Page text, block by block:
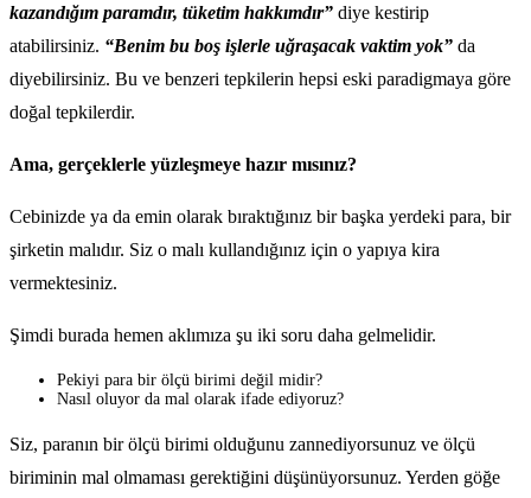
kazandığım paramdır, tüketim hakkımdır” diye kestirip
atabilirsiniz. “Benim bu boş işlerle uğraşacak vaktim yok” da
diyebilirsiniz. Bu ve benzeri tepkilerin hepsi eski paradigmaya göre
doğal tepkilerdir.
Ama, gerçeklerle yüzleşmeye hazır mısınız?
Cebinizde ya da emin olarak bıraktığınız bir başka yerdeki para, bir
şirketin malıdır. Siz o malı kullandığınız için o yapıya kira
vermektesiniz.
Şimdi burada hemen aklımıza şu iki soru daha gelmelidir.
Pekiyi para bir ölçü birimi değil midir?
Nasıl oluyor da mal olarak ifade ediyoruz?
Siz, paranın bir ölçü birimi olduğunu zannediyorsunuz ve ölçü
biriminin mal olmaması gerektiğini düşünüyorsunuz. Yerden göğe